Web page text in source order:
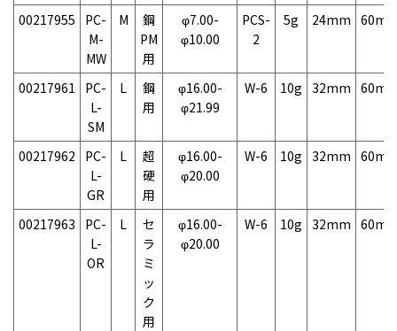
00217955
PC-
M-
MW
M
鋼
PM
用
φ7.00-
φ10.00
PCS-
2
5g 24mm
00217961
PC-
L-
SM
L
鋼
用
φ16.00-
φ21.99
W-6 10g 32mm
00217962
PC-
L-
GR
L
超
硬
用
φ16.00-
φ20.00
W-6 10g 32mm
00217963
PC-
L-
OR
L
セ
ラ
ミ
ッ
ク
用
φ16.00-
φ20.00
W-6 10g 32mm